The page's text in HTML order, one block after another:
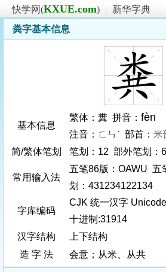
快学网(KXUE.com) |
新华字典
粪字基本信息
基本信息
繁体：糞 拼音： fèn
注音：ㄈㄣˋ 部首： 米
简/繁体笔划
笔划：12 部外笔划：6
常用输入法
五笔86版：OAWU 五
划：431234122134
字库编码
CJK 统一汉字
十进制:31914
汉字结构
上下结构
造 字 法
会意；从米、从共